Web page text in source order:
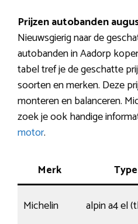
Prijzen autobanden
Nieuwsgierig naar de
autobanden in Aadorp
tabel tref je de geschatte
soorten en merken. Deze
monteren en balanceren.
zoek je ook handige
motor.
Merk Type
Michelin alpin a4 el